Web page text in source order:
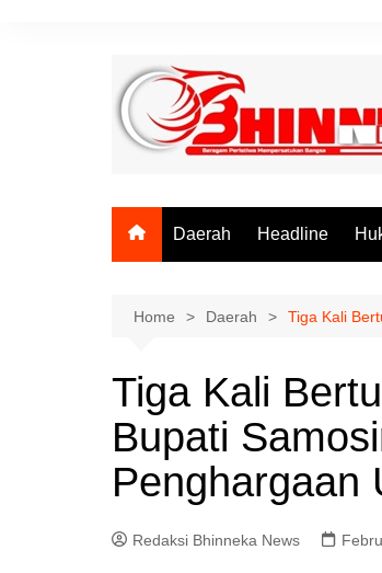
Daerah Headline
Home Daerah Tiga Kali
Tiga Kali
Bupati
Penghargaan
Redaksi Bhinneka News